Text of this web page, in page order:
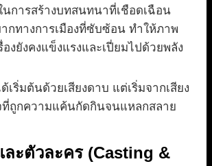
การสร้างบทสนทนาที่เชือดเฉือน
กทางการเมืองที่ซับซ้อน ทำให้ภาพ
องยังคงแข็งแรงและเปี่ยมไปด้วยพลัง
เริ่มต้นด้วยเสียงดาบ แต่เริ่มจากเสียง
ที่ถูกความแค้นกัดกินจนแหลกสลาย
ละตัวละคร (Casting &